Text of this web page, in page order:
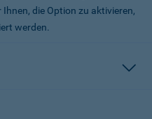
die Option zu aktivieren,
werden.